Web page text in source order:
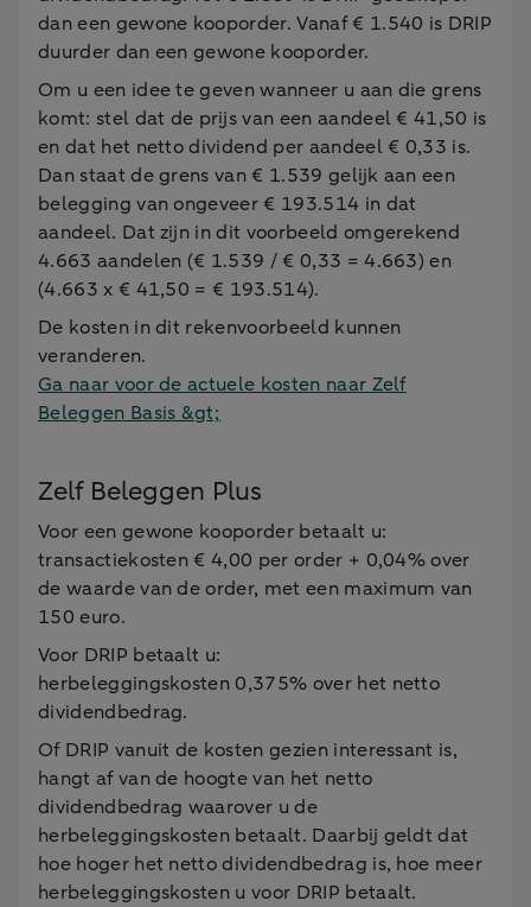
dan een gewone kooporder. Vanaf € 1.540 is DRIP
duurder dan een gewone kooporder.
Om u een idee te geven wanneer u aan die grens
komt: stel dat de prijs van een aandeel € 41,50 is
en dat het netto dividend per aandeel € 0,33 is.
Dan staat de grens van € 1.539 gelijk aan een
belegging van ongeveer € 193.514 in dat
aandeel. Dat zijn in dit voorbeeld omgerekend
4.663 aandelen (€ 1.539 / € 0,33 = 4.663) en
(4.663 x € 41,50 = € 193.514).
De kosten in dit rekenvoorbeeld kunnen
veranderen.
Ga naar voor de actuele kosten naar Zelf
Beleggen Basis &gt;
Zelf Beleggen Plus
Voor een gewone kooporder betaalt u:
transactiekosten € 4,00 per order + 0,04% over
de waarde van de order, met een maximum van
150 euro.
Voor DRIP betaalt u:
herbeleggingskosten 0,375% over het netto
dividendbedrag.
Of DRIP vanuit de kosten gezien interessant is,
hangt af van de hoogte van het netto
dividendbedrag waarover u de
herbeleggingskosten betaalt. Daarbij geldt dat
hoe hoger het netto dividendbedrag is, hoe meer
herbeleggingskosten u voor DRIP betaalt.